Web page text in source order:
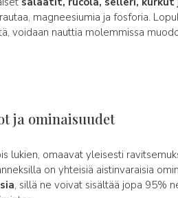
magneesiumia ja fosforia.
voidaan nauttia molemmissa
ja ominaisuudet
lukien, omaavat yleisesti
on yhteisiä aistinvaraisia
, sillä ne voivat sisältää jopa 95%